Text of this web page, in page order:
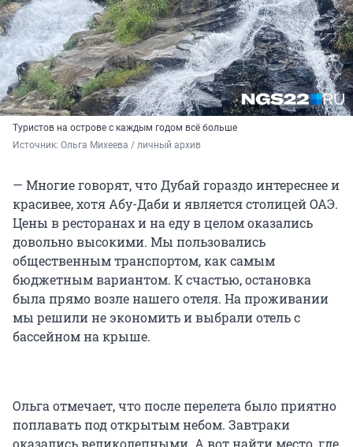
Туристов на острове с каждым годом всё больше
Источник: Ольга Михеева / личный архив
— Многие говорят, что Дубай гораздо интереснее и
красивее, хотя Абу-Даби и является столицей ОАЭ.
Цены в ресторанах и на еду в целом оказались
довольно высокими. Мы пользовались
общественным транспортом, как самым
бюджетным вариантом. К счастью, остановка
была прямо возле нашего отеля. На проживании
мы решили не экономить и выбрали отель с
бассейном на крыше.
Ольга отмечает, что после перелета было приятно
поплавать под открытым небом. Завтраки
оказались великолепными. А вот найти место, где